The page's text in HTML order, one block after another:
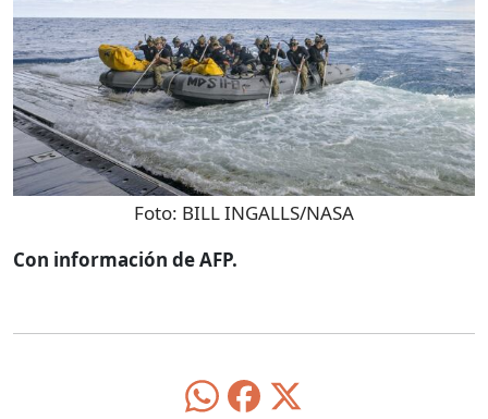
Foto: BILL INGALLS/NASA
Con información de AFP.